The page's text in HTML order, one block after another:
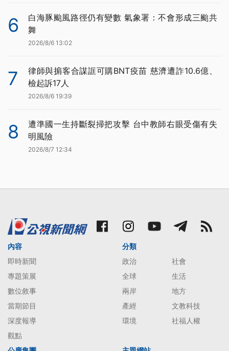
6
白海豚颱風路徑仍有變數 氣象署：不會形成三颱共
舞
2026/8/6 13:02
7
律師與掮客合謀誆可購BNT疫苗 慈濟遭詐10.6億、
檢起訴17人
2026/8/6 19:39
8
遭準國一生持斷裂掃把攻擊 台中教師右眼受傷有失
明風險
2026/8/7 12:34
內容
即時新聞
專題策展
數位敘事
當期節目
深度報導
觀點
分類
政治
社會
全球
生活
兩岸
地方
產經
文教科技
環境
社福人權